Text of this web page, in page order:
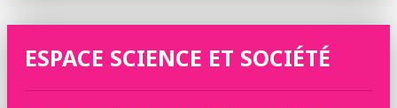
ESPACE SCIENCE ET SOCIÉTÉ